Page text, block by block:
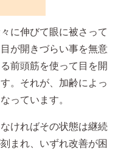
に伸びて眼に被さって
が開きづらい事を無意
前頭筋を使って目を開
。それが、加齢によっ
っています。
ければその状態は継続
まれ、いずれ改善が困